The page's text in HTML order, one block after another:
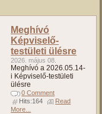
Meghívó
Képviselő-
testületi ülésre
2026. május 08.
Meghívó a 2026.05.14-
i Képviselő-testületi
ülésre
0 Comment
Hits:164
Read
More...